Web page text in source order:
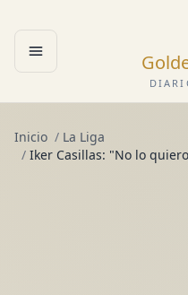
Abrir menú
Inicio / La Liga
/ Iker Casillas: "No lo